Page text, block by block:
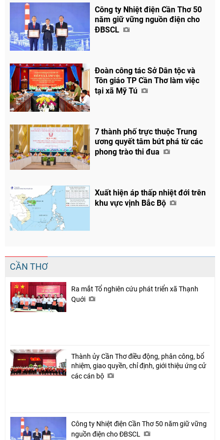
Công ty Nhiệt điện Cần Thơ 50
năm giữ vững nguồn điện cho
ĐBSCL
Đoàn công tác Sở Dân tộc và
Tôn giáo TP Cần Thơ làm việc
tại xã Mỹ Tú
7 thành phố trực thuộc Trung
ương quyết tâm bứt phá từ các
phong trào thi đua
Xuất hiện áp thấp nhiệt đới trên
khu vực vịnh Bắc Bộ
CẦN THƠ
Ra mắt Tổ nghiên cứu phát triển xã Thạnh
Quới
Thành ủy Cần Thơ điều động, phân công, bổ
nhiệm, giao quyền, chỉ định, giới thiệu ứng cử
các cán bộ
Công ty Nhiệt điện Cần Thơ 50 năm giữ vững
nguồn điện cho ĐBSCL